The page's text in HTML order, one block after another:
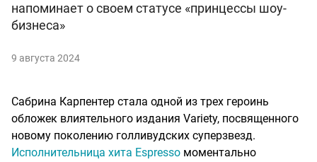
напоминает о своем статусе «принцессы шоу-
бизнеса»
9 августа 2024
Сабрина Карпентер стала одной из трех героинь
обложек влиятельного издания Variety, посвященного
новому поколению голливудских суперзвезд.
Исполнительница хита Espresso моментально